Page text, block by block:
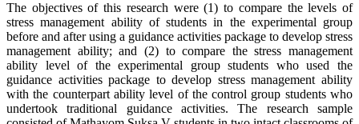
The objectives of this research were (1) to compare the levels of
stress management ability of students in the experimental group
before and after using a guidance activities package to develop stress
management ability; and (2) to compare the stress management
ability level of the experimental group students who used the
guidance activities package to develop stress management ability
with the counterpart ability level of the control group students who
undertook traditional guidance activities. The research sample